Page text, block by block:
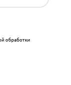
обработки